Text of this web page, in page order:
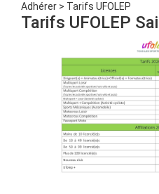
Adhérer > Tarifs UFOLEP
Tarifs UFOLEP